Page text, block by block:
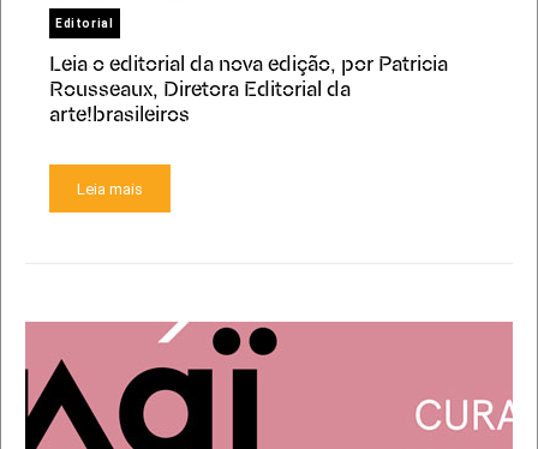
Editorial
Leia o editorial da nova edição, por Patricia
Rousseaux, Diretora Editorial da
arte!brasileiros
Leia mais